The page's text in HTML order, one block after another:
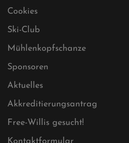
Datenschutz
Impressum
Sitemap
Sitemap XML
Cookies
Ski-Club
Mühlenkopfschanze